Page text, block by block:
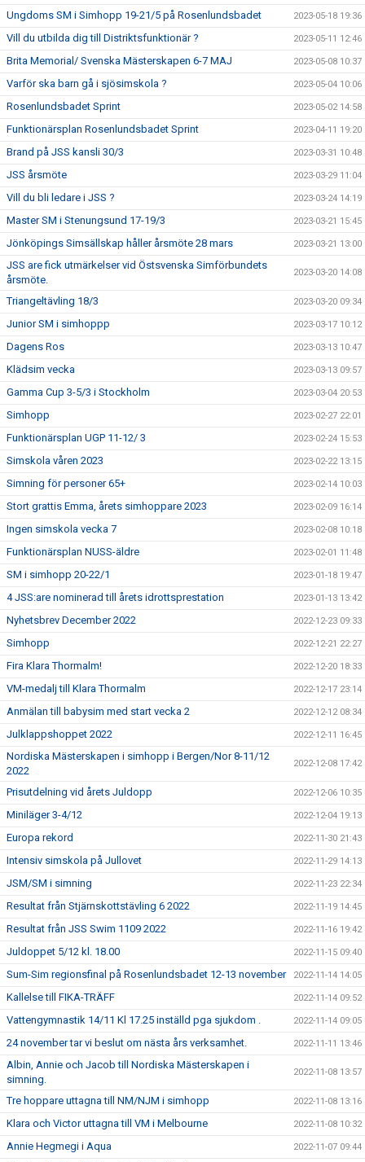
Ungdoms SM i Simhopp 19-21/5 på Rosenlundsbadet 2023-05-18 19:36
Vill du utbilda dig till Distriktsfunktionär ? 2023-05-11 12:46
Brita Memorial/ Svenska Mästerskapen 6-7 MAJ 2023-05-08 10:37
Varför ska barn gå i sjösimskola ? 2023-05-04 10:06
Rosenlundsbadet Sprint 2023-05-02 14:58
Funktionärsplan Rosenlundsbadet Sprint 2023-04-11 19:20
Brand på JSS kansli 30/3 2023-03-31 10:48
JSS årsmöte 2023-03-29 11:04
Vill du bli ledare i JSS ? 2023-03-24 14:19
Master SM i Stenungsund 17-19/3 2023-03-21 15:45
Jönköpings Simsällskap håller årsmöte 28 mars 2023-03-21 13:00
JSS are fick utmärkelser vid Östsvenska Simförbundets
årsmöte.
2023-03-20 14:08
Triangeltävling 18/3 2023-03-20 09:34
Junior SM i simhoppp 2023-03-17 10:12
Dagens Ros 2023-03-13 10:47
Klädsim vecka 2023-03-13 09:57
Gamma Cup 3-5/3 i Stockholm 2023-03-04 20:53
Simhopp 2023-02-27 22:01
Funktionärsplan UGP 11-12/ 3 2023-02-24 15:53
Simskola våren 2023 2023-02-22 13:15
Simning för personer 65+ 2023-02-14 10:03
Stort grattis Emma, årets simhoppare 2023 2023-02-09 16:14
Ingen simskola vecka 7 2023-02-08 10:18
Funktionärsplan NUSS-äldre 2023-02-01 11:48
SM i simhopp 20-22/1 2023-01-18 19:47
4 JSS:are nominerad till årets idrottsprestation 2023-01-13 13:42
Nyhetsbrev December 2022 2022-12-23 09:33
Simhopp 2022-12-21 22:27
Fira Klara Thormalm! 2022-12-20 18:33
VM-medalj till Klara Thormalm 2022-12-17 23:14
Anmälan till babysim med start vecka 2 2022-12-12 08:34
Julklappshoppet 2022 2022-12-11 16:45
Nordiska Mästerskapen i simhopp i Bergen/Nor 8-11/12
2022
2022-12-08 17:42
Prisutdelning vid årets Juldopp 2022-12-06 10:35
Miniläger 3-4/12 2022-12-04 19:13
Europa rekord 2022-11-30 21:43
Intensiv simskola på Jullovet 2022-11-29 14:13
JSM/SM i simning 2022-11-23 22:34
Resultat från Stjärnskottstävling 6 2022 2022-11-19 14:45
Resultat från JSS Swim 1109 2022 2022-11-16 19:42
Juldoppet 5/12 kl. 18.00 2022-11-15 09:40
Sum-Sim regionsfinal på Rosenlundsbadet 12-13 november 2022-11-14 14:05
Kallelse till FIKA-TRÄFF 2022-11-14 09:52
Vattengymnastik 14/11 Kl 17.25 inställd pga sjukdom . 2022-11-14 09:05
24 november tar vi beslut om nästa års verksamhet. 2022-11-11 13:46
Albin, Annie och Jacob till Nordiska Mästerskapen i
simning.
2022-11-08 13:57
Tre hoppare uttagna till NM/NJM i simhopp 2022-11-08 13:16
Klara och Victor uttagna till VM i Melbourne 2022-11-08 10:32
Annie Hegmegi i Aqua 2022-11-07 09:44